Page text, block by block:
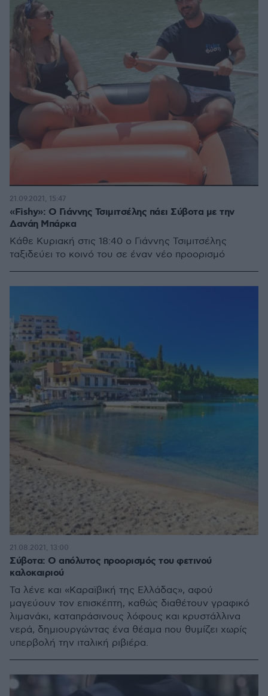
«Fishy»: Ο Γιάννης Τσιμιτσέλης πάει Σύβοτα με την
Δανάη Μπάρκα
Κάθε Κυριακή στις 18:40 o Γιάννης Τσιμιτσέλης
ταξιδεύει το κοινό του σε έναν νέο προορισμό
21.09.2021, 15:47
Σύβοτα: O απόλυτος προορισμός του φετινού
καλοκαιριού
Τα λένε και «Καραϊβική της Ελλάδας», αφού
μαγεύουν τον επισκέπτη, καθώς διαθέτουν γραφικό
λιµανάκι, καταπράσινους λόφους και κρυστάλλινα
νερά, δημιουργώντας ένα θέαμα που θυμίζει χωρίς
υπερβολή την ιταλική ριβιέρα.
21.08.2021, 13:00